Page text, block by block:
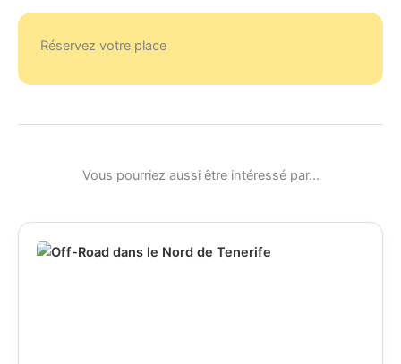
Réservez votre place
Vous pourriez aussi être intéressé par...